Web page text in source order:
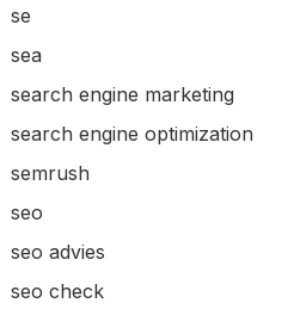
se
sea
search engine marketing
search engine optimization
semrush
seo
seo advies
seo check